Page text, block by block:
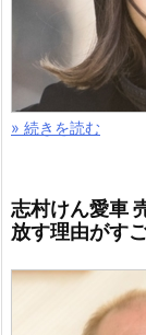
» 続きを読む
志村けん愛車
放す理由がす